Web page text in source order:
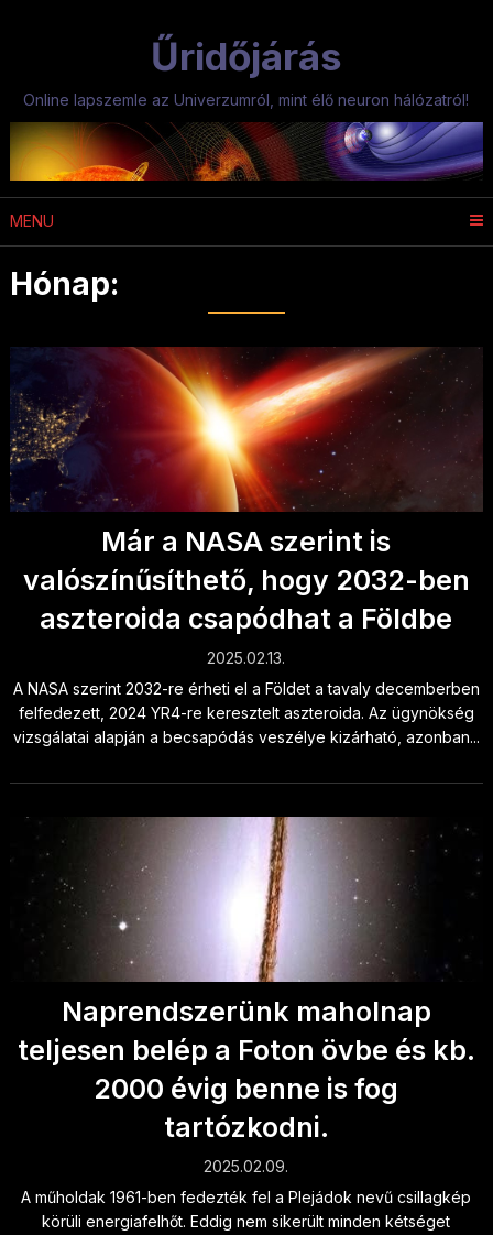
Űridőjárás
Online lapszemle az Univerzumról, mint élő neuron hálózatról!
MENU
Hónap:
Már a NASA szerint is
valószínűsíthető, hogy 2032-ben
aszteroida csapódhat a Földbe
2025.02.13.
A NASA szerint 2032-re érheti el a Földet a tavaly decemberben
felfedezett, 2024 YR4-re keresztelt aszteroida. Az ügynökség
vizsgálatai alapján a becsapódás veszélye kizárható, azonban...
Naprendszerünk maholnap
teljesen belép a Foton övbe és kb.
2000 évig benne is fog
tartózkodni.
2025.02.09.
A műholdak 1961-ben fedezték fel a Plejádok nevű csillagkép
körüli energiafelhőt. Eddig nem sikerült minden kétséget